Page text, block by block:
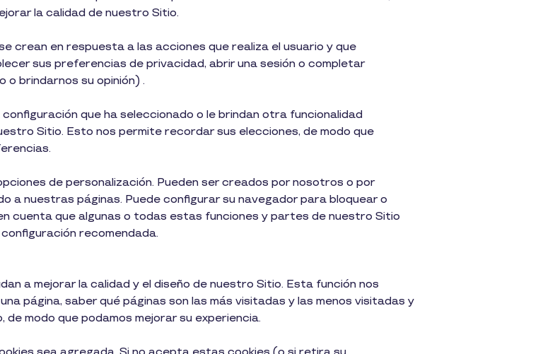
la calidad de nuestro Sitio.
crean en respuesta a las acciones que realiza el usuario y que
sus preferencias de privacidad, abrir una sesión o completar
o brindarnos su opinión) .
que ha seleccionado o le brindan otra funcionalidad
Sitio. Esto nos permite recordar sus elecciones, de modo que
de personalización. Pueden ser creados por nosotros o por
a nuestras páginas. Puede configurar su navegador para bloquear o
cuenta que algunas o todas estas funciones y partes de nuestro Sitio
recomendada.
a mejorar la calidad y el diseño de nuestro Sitio. Esta función nos
página, saber qué páginas son las más visitadas y las menos visitadas y
modo que podamos mejorar su experiencia.